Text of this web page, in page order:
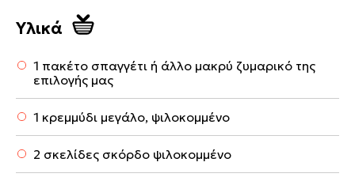
Υλικά
1 πακέτο σπαγγέτι ή άλλο μακρύ ζυμαρικό της
επιλογής μας
1 κρεμμύδι μεγάλο, ψιλοκομμένο
2 σκελίδες σκόρδο ψιλοκομμένο